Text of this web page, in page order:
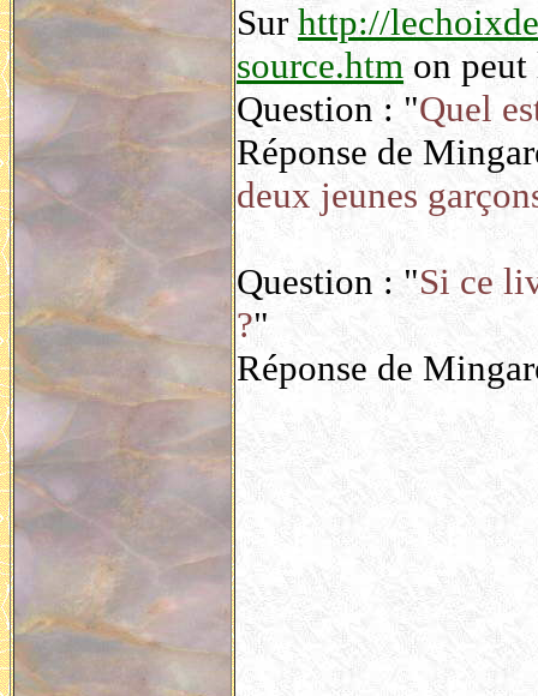
Sur http://
source.htm on
Question : "Quel
Réponse de
deux jeunes
Question : "Si ce
?"
Réponse de